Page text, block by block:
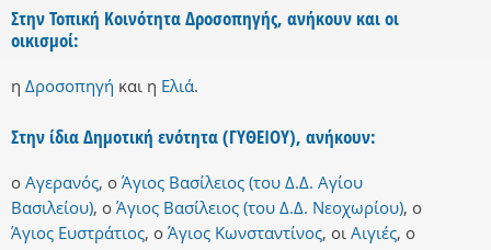
Στην Τοπική Κοινότητα Δροσοπηγής, ανήκουν και οι
οικισμοί:
η Δροσοπηγή και η Ελιά.
Στην ίδια Δημοτική ενότητα (ΓΥΘΕΙΟΥ), ανήκουν:
ο Αγερανός, ο Άγιος Βασίλειος (του Δ.Δ. Αγίου
Βασιλείου), ο Άγιος Βασίλειος (του Δ.Δ. Νεοχωρίου), ο
Άγιος Ευστράτιος, ο Άγιος Κωνσταντίνος, οι Αιγιές, ο